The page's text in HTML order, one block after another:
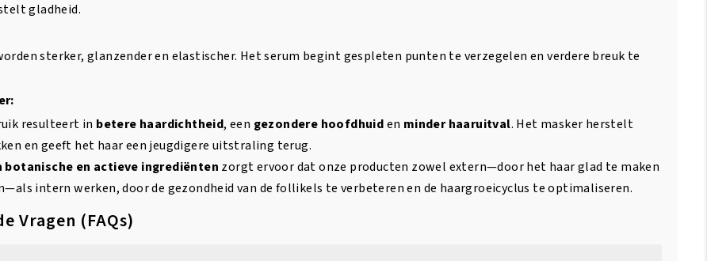
gladheid.
sterker, glanzender en elastischer. Het serum begint gespleten punten te verzegelen en verdere breuk te
resulteert in betere haardichtheid, een gezondere hoofdhuiden minder haaruitval. Het masker herstelt
en geeft het haar een jeugdigere uitstraling terug.
botanische en actieve ingrediënten zorgt ervoor dat onze producten zowel extern—door het haar glad te maken
intern werken, door de gezondheid van de follikels te verbeteren en de haargroeicyclus te optimaliseren.
Vragen (FAQs)